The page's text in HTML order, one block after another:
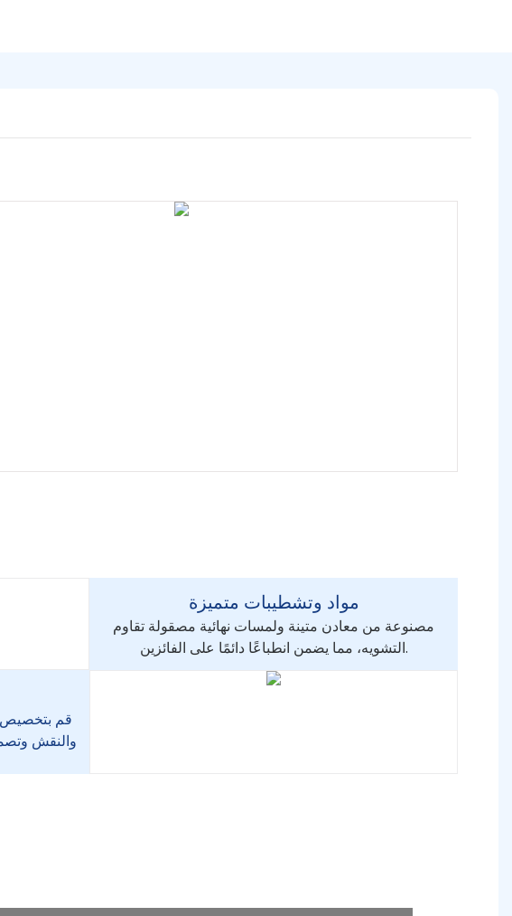
مواد وتشطيبات متميزة
مصنوعة من معادن متينة ولمسات نهائية مصقولة تقاوم
التشويه، مما يضمن انطباعًا دائمًا على الفائزين.
قم بتخصيص
والنقش